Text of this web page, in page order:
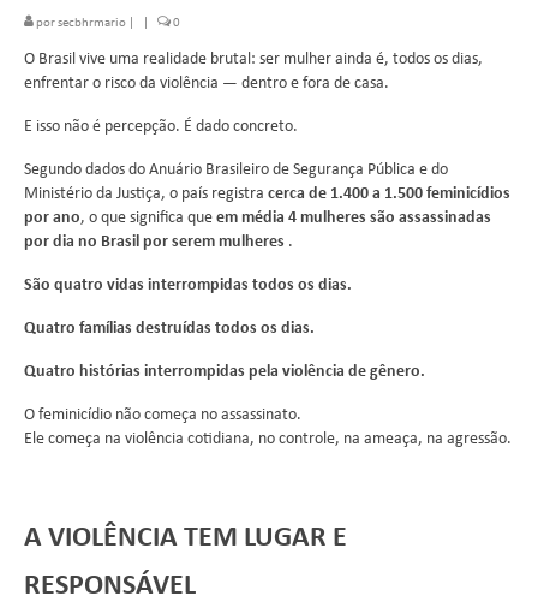
porsecbhrmario 0
O Brasil vive uma realidade brutal: ser mulher ainda é, todos os dias,
enfrentar o risco da violência — dentro e fora de casa.
E isso não é percepção. É dado concreto.
Segundo dados do Anuário Brasileiro de Segurança Pública e do
Ministério da Justiça, o país registra cerca de 1.400 a 1.500 feminicídios
por ano, o que significa que em média 4 mulheres são assassinadas
por dia no Brasil por serem mulheres .
São quatro vidas interrompidas todos os dias.
Quatro famílias destruídas todos os dias.
Quatro histórias interrompidas pela violência de gênero.
O feminicídio não começa no assassinato.
Ele começa na violência cotidiana, no controle, na ameaça, na agressão.
A VIOLÊNCIA TEM LUGAR E
RESPONSÁVEL